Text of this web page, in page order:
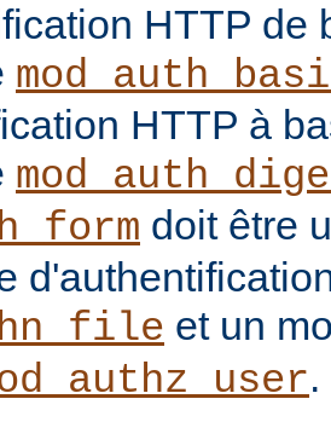
HTTP de
HTTP à
doit être
et un
.